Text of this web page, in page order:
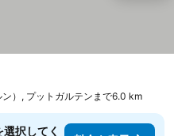
）, プットガルテンまで6.0 km
択してく